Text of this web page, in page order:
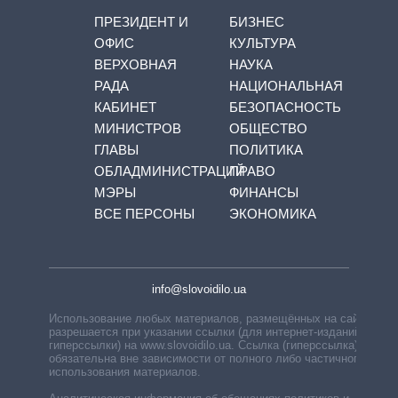
ПРЕЗИДЕНТ И
ОФИС
ВЕРХОВНАЯ
РАДА
КАБИНЕТ
МИНИСТРОВ
ГЛАВЫ
ОБЛАДМИНИСТРАЦИЙ
МЭРЫ
ВСЕ ПЕРСОНЫ
БИЗНЕС
КУЛЬТУРА
НАУКА
НАЦИОНАЛЬНАЯ
БЕЗОПАСНОСТЬ
ОБЩЕСТВО
ПОЛИТИКА
ПРАВО
ФИНАНСЫ
ЭКОНОМИКА
info@slovoidilo.ua
Использование любых материалов, размещённых на сайте,
разрешается при указании ссылки (для интернет-изданий —
гиперссылки) на www.slovoidilo.ua. Ссылка (гиперссылка)
обязательна вне зависимости от полного либо частичного
использования материалов.